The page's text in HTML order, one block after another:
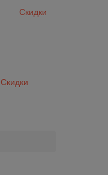
Скидки
Скидки